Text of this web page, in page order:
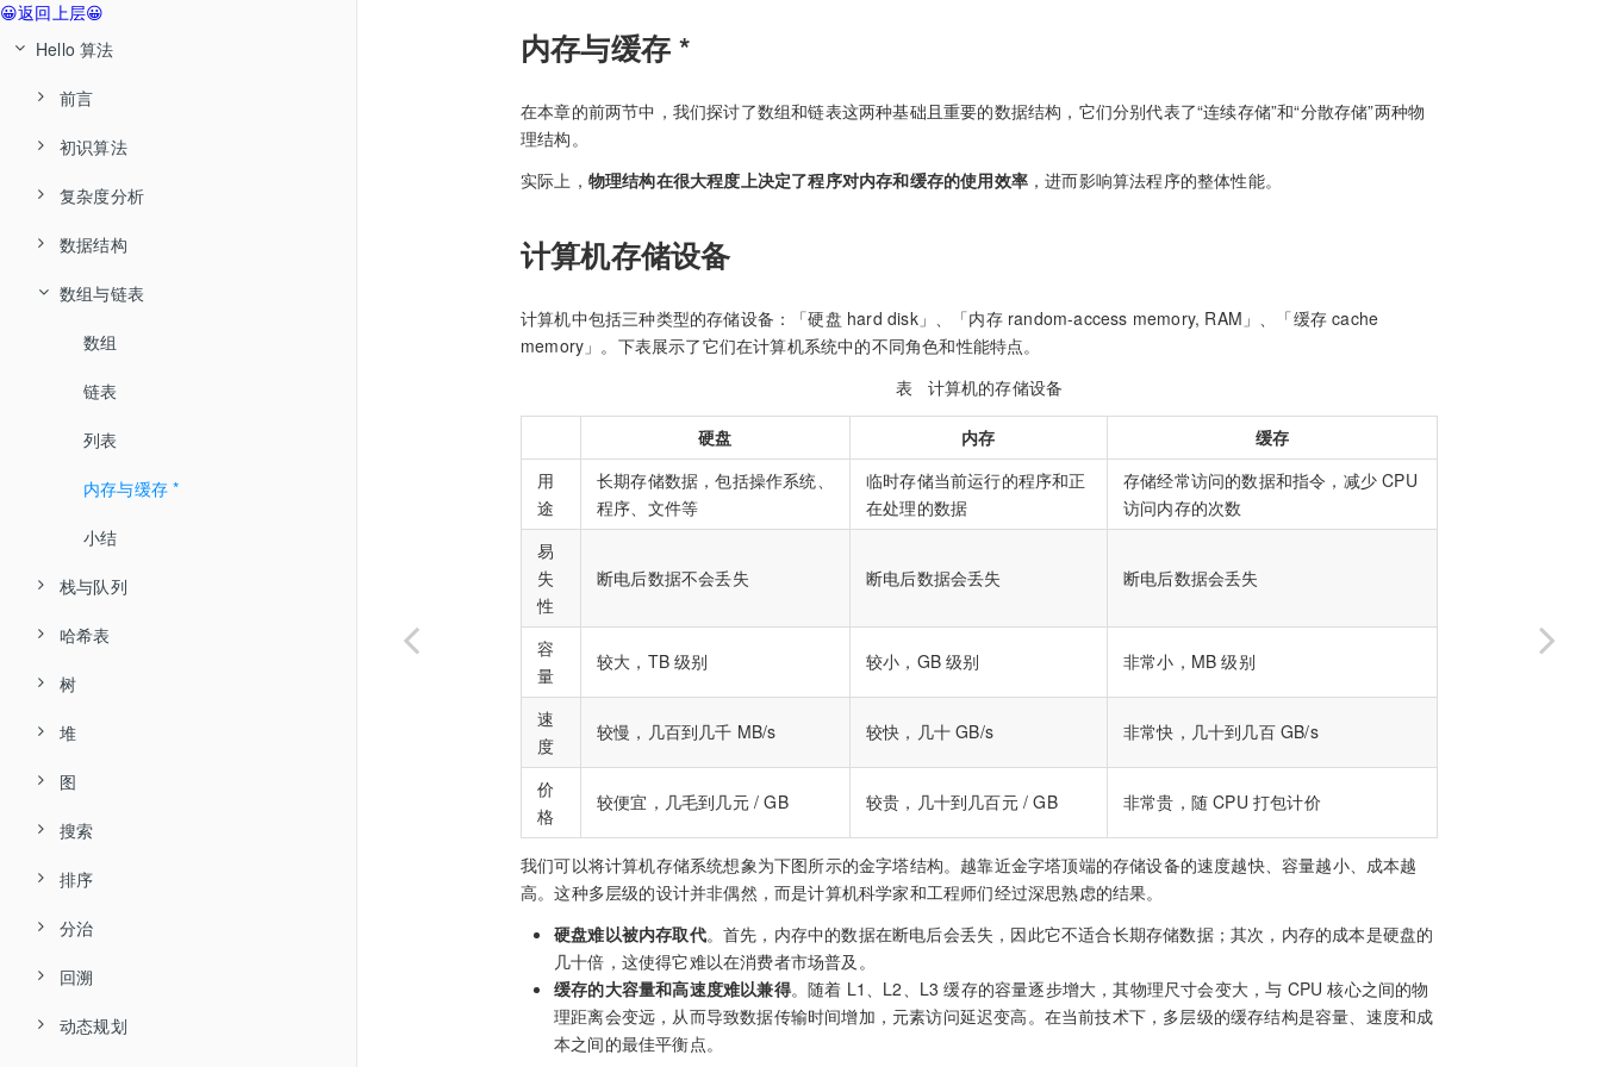
😀返回上层😀
Hello 算法
前言
关于本书
如何使用本书
小结
初识算法
算法无处不在
算法是什么
小结
复杂度分析
算法效率评估
迭代与递归
时间复杂度
空间复杂度
小结
数据结构
数据结构分类
基本数据类型
数字编码 *
字符编码 *
小结
数组与链表
数组
链表
列表
内存与缓存 *
小结
栈与队列
栈
哈希表
小结
树
二叉树数组表示
二叉搜索树
AVL 树 *
小结
堆
建堆操作
Top-k 问题
小结
图
图
图基础操作
图的遍历
小结
搜索
二分查找
二分查找插入点
二分查找边界
哈希优化策略
排序
排序算法
选择排序
冒泡排序
分治
分治算法
分治搜索策略
回溯
回溯算法
动态规划
内存与缓存 *
在本章的前两节中，我们探讨了数组和链表这两种基础且重要的数据结构，它们分别代表了“连续存储”和“分散存储”两种物
理结构。
实际上， 物理结构在很大程度上决定了程序对内存和缓存的使用效率 ，进而影响算法程序的整体性能。
计算机存储设备
计算机中包括三种类型的存储设备：「硬盘 hard disk」、「内存 random-access memory, RAM」、「缓存 cache
memory」。下表展示了它们在计算机系统中的不同角色和性能特点。
表
计算机的存储设备
硬盘 内存
缓存
用
途
长期存储数据，包括操作系统、
程序、文件等
临时存储当前运行的程序和正
在处理的数据
存储经常访问的数据和指令，减少 CPU
访问内存的次数
易
失
性
断电后数据不会丢失 断电后数据会丢失 断电后数据会丢失
容
量
较大，TB 级别 较小，GB 级别 非常小，MB 级别
速
度
较慢，几百到几千 MB/s 较快，几十 GB/s 非常快，几十到几百 GB/s
价
格
较便宜，几毛到几元 / GB 较贵，几十到几百元 / GB 非常贵，随 CPU 打包计价
我们可以将计算机存储系统想象为下图所示的金字塔结构。越靠近金字塔顶端的存储设备的速度越快、容量越小、成本越
高。这种多层级的设计并非偶然，而是计算机科学家和工程师们经过深思熟虑的结果。
硬盘难以被内存取代。首先，内存中的数据在断电后会丢失，因此它不适合长期存储数据；其次，内存的成本是硬盘的
几十倍，这使得它难以在消费者市场普及。
缓存的大容量和高速度难以兼得。随着 L1、L2、L3 缓存的容量逐步增大，其物理尺寸会变大，与 CPU 核心之间的物
理距离会变远，从而导致数据传输时间增加，元素访问延迟变高。在当前技术下，多层级的缓存结构是容量、速度和成
本之间的最佳平衡点。